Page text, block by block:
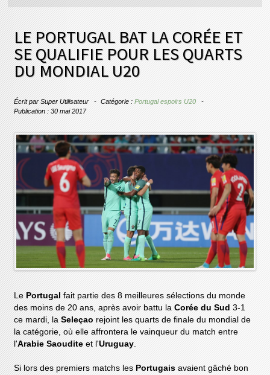
LE PORTUGAL BAT LA CORÉE ET
SE QUALIFIE POUR LES QUARTS
DU MONDIAL U20
Écrit parSuper Utilisateur Catégorie :Portugal espoirs U20
Publication : 30 mai 2017
LePortugalfait partie des 8 meilleures sélections du monde
des moins de 20 ans, après avoir battu laCorée du Sud 3-1
ce mardi, laSeleçaorejoint les quarts de finale du mondial de
la catégorie, où elle affrontera le vainqueur du match entre
l'Arabie Saoudite et l'Uruguay.
Si lors des premiers matchs les Portugaisavaient gâché bon